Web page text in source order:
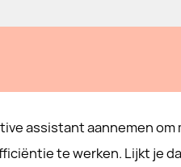
assistant aannemen om
te werken. Lijkt je